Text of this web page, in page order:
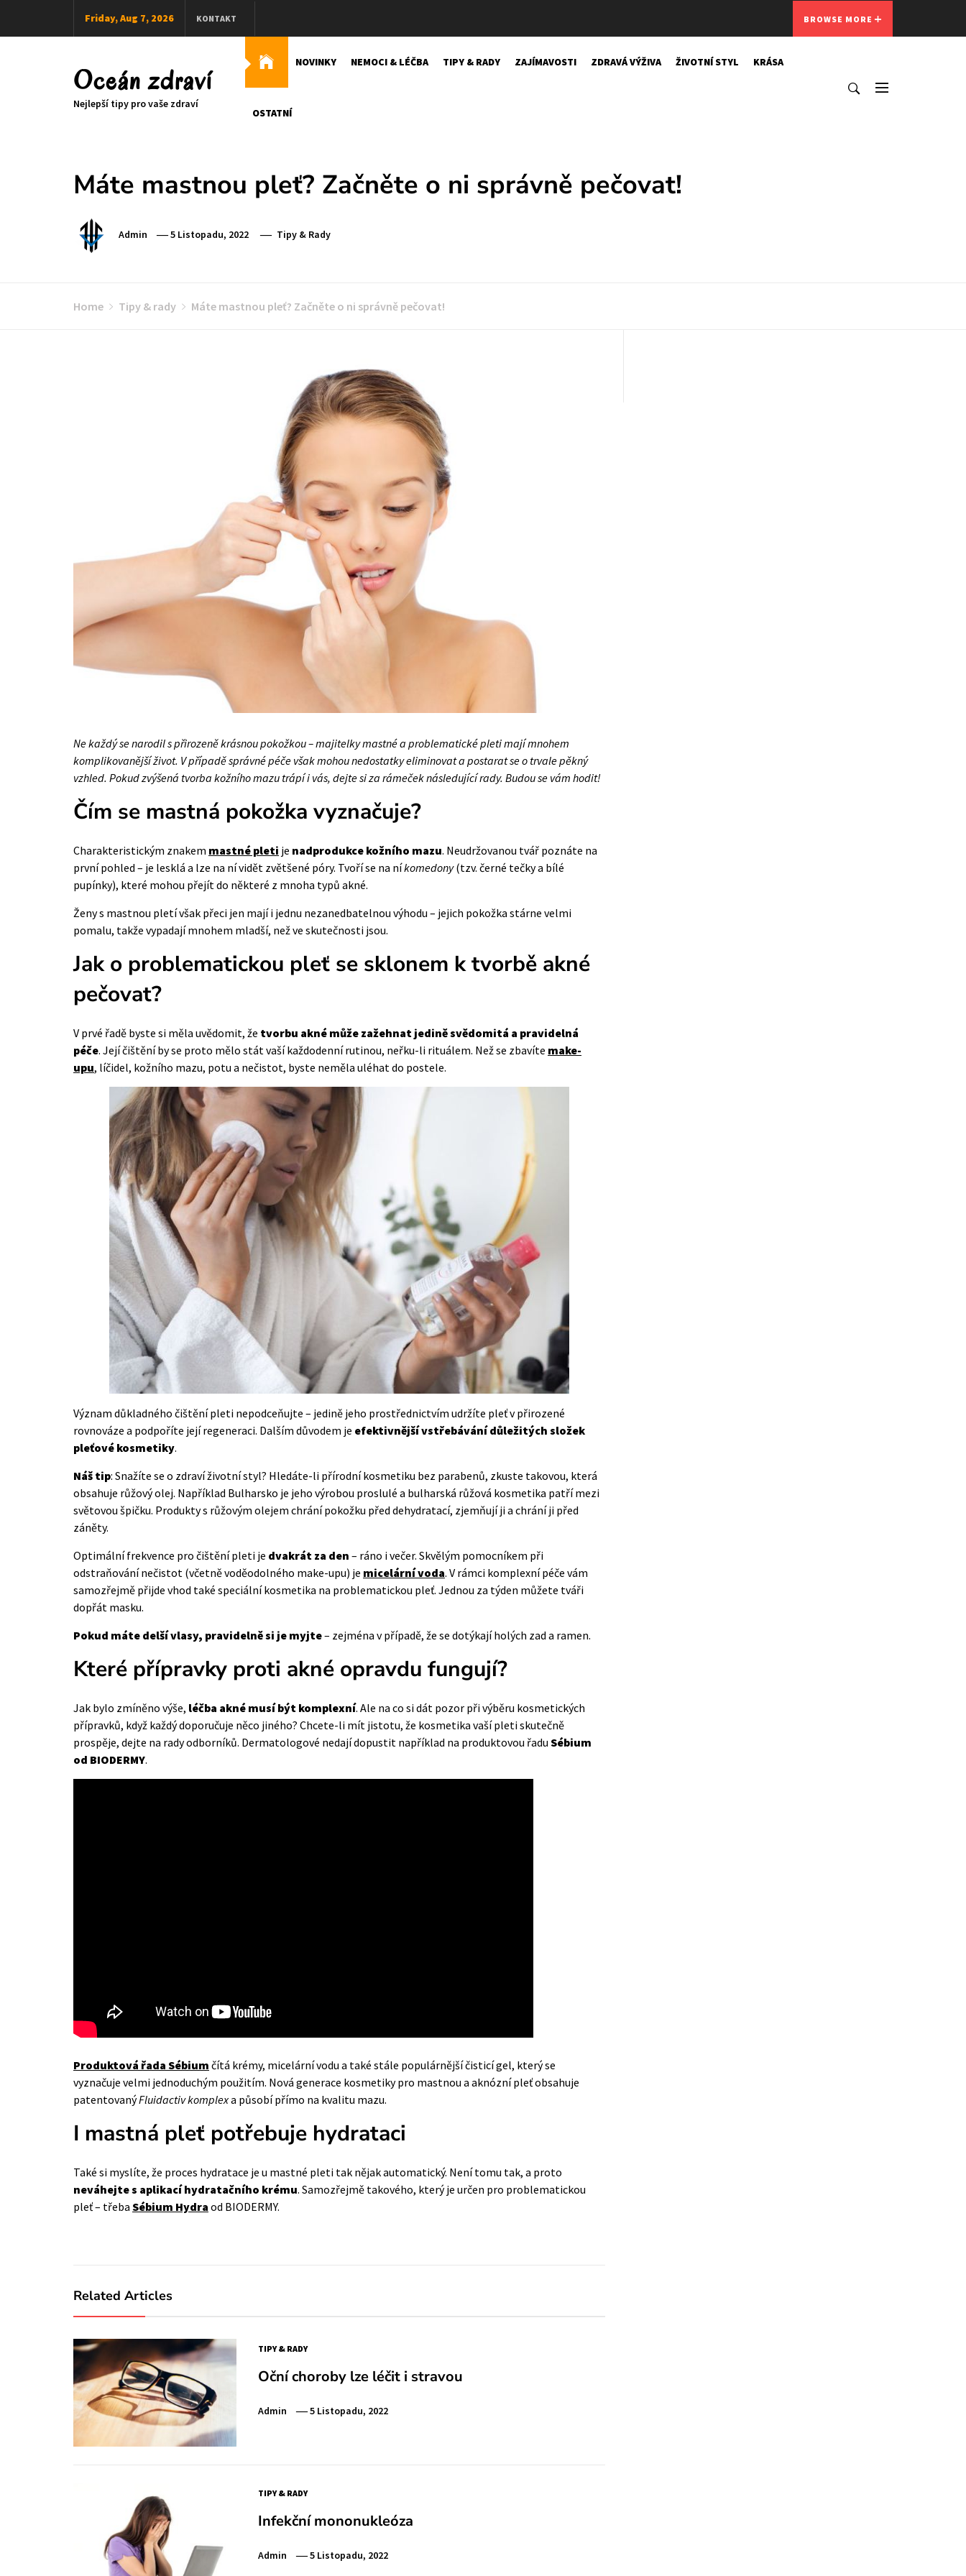
Friday, Aug 7, 2026 KONTAKT BROWSE MORE
Oceán zdraví
Nejlepší tipy pro vaše zdraví
NOVINKY NEMOCI & LÉČBA TIPY & RADY ZAJÍMAVOSTI ZDRAVÁ VÝŽIVA ŽIVOTNÍ STYL KRÁSA
OSTATNÍ
Máte mastnou pleť? Začněte o ni správně pečovat!
Admin 5 Listopadu, 2022 Tipy & Rady
Home Tipy & rady Máte mastnou pleť? Začněte o ni správně pečovat!
Ne každý se narodil s přirozeně krásnou pokožkou – majitelky mastné a problematické pleti mají mnohem
komplikovanější život. V případě správné péče však mohou nedostatky eliminovat a postarat se o trvale pěkný
vzhled. Pokud zvýšená tvorba kožního mazu trápí i vás, dejte si za rámeček následující rady. Budou se vám hodit!
Čím se mastná pokožka vyznačuje?
Charakteristickým znakem mastné pleti je nadprodukce kožního mazu. Neudržovanou tvář poznáte na
první pohled – je lesklá a lze na ní vidět zvětšené póry. Tvoří se na níkomedony(tzv. černé tečky a bílé
pupínky), které mohou přejít do některé z mnoha typů akné.
Ženy s mastnou pletí však přeci jen mají i jednu nezanedbatelnou výhodu – jejich pokožka stárne velmi
pomalu, takže vypadají mnohem mladší, než ve skutečnosti jsou.
Jak o problematickou pleť se sklonem k tvorbě akné
pečovat?
V prvé řadě byste si měla uvědomit, že tvorbu akné může zažehnat jedině svědomitá a pravidelná
péče. Její čištění by se proto mělo stát vaší každodenní rutinou, neřku-li rituálem. Než se zbavíte make-
upu, líčidel, kožního mazu, potu a nečistot, byste neměla uléhat do postele.
Význam důkladného čištění pleti nepodceňujte – jedině jeho prostřednictvím udržíte pleť v přirozené
rovnováze a podpoříte její regeneraci. Dalším důvodem je efektivnější vstřebávání důležitých složek
pleťové kosmetiky.
Náš tip: Snažíte se o zdraví životní styl? Hledáte-li přírodní kosmetiku bez parabenů, zkuste takovou, která
obsahuje růžový olej. Například Bulharsko je jeho výrobou proslulé a bulharská růžová kosmetika patří mezi
světovou špičku. Produkty s růžovým olejem chrání pokožku před dehydratací, zjemňují ji a chrání ji před
záněty.
Optimální frekvence pro čištění pleti je dvakrát za den – ráno i večer. Skvělým pomocníkem při
odstraňování nečistot (včetně voděodolného make-upu) je micelární voda. V rámci komplexní péče vám
samozřejmě přijde vhod také speciální kosmetika na problematickou pleť. Jednou za týden můžete tváři
dopřát masku.
Pokud máte delší vlasy, pravidelně si je myjte– zejména v případě, že se dotýkají holých zad a ramen.
Které přípravky proti akné opravdu fungují?
Jak bylo zmíněno výše, léčba akné musí být komplexní. Ale na co si dát pozor při výběru kosmetických
přípravků, když každý doporučuje něco jiného? Chcete-li mít jistotu, že kosmetika vaší pleti skutečně
prospěje, dejte na rady odborníků. Dermatologové nedají dopustit například na produktovou řadu Sébium
od BIODERMY.
Produktová řada Sébium čítá krémy, micelární vodu a také stále populárnější čisticí gel, který se
vyznačuje velmi jednoduchým použitím. Nová generace kosmetiky pro mastnou a aknózní pleť obsahuje
patentovanýFluidactiv komplexa působí přímo na kvalitu mazu.
I mastná pleť potřebuje hydrataci
Také si myslíte, že proces hydratace je u mastné pleti tak nějak automatický. Není tomu tak, a proto
neváhejte s aplikací hydratačního krému. Samozřejmě takového, který je určen pro problematickou
pleť – třeba Sébium Hydra od BIODERMY.
Related Articles
TIPY & RADY
Oční choroby lze léčit i stravou
Admin 5 Listopadu, 2022
TIPY & RADY
Infekční mononukleóza
Admin 5 Listopadu, 2022